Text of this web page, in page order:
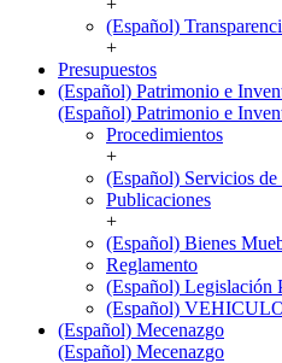
+
(Español)
+
Presupuestos
(Español) Patrimonio e
(Español) Patrimonio e
Procedimientos
+
(Español) Servicios
Publicaciones
+
(Español) Bienes
Reglamento
(Español) Legislación
(Español)
(Español) Mecenazgo
(Español) Mecenazgo